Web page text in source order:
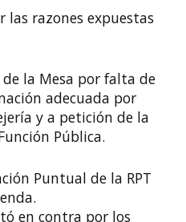
las razones expuestas
la Mesa por falta de
adecuada por
y a petición de la
Pública.
Puntual de la RPT
en contra por los